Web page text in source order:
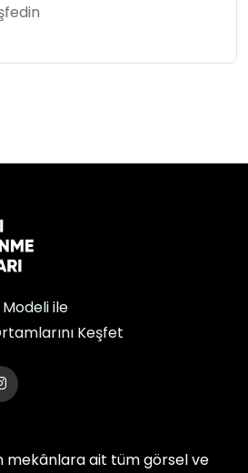
Modeli ile
Keşfet
mekânlara ait tüm görsel ve